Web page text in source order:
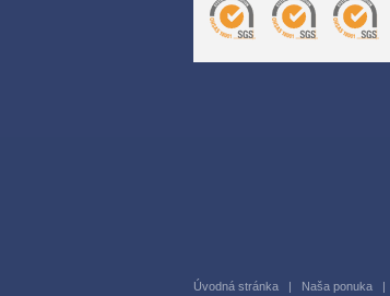
Úvodná stránka | Naša ponuka |